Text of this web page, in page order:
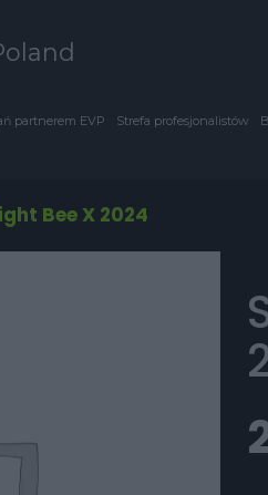
partnerem EVP Strefa profesjonalistów
Bee X 2024